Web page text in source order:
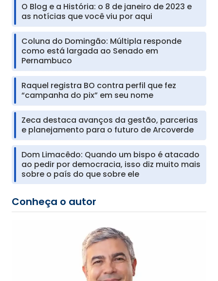
O Blog e a História: o 8 de janeiro de 2023 e
as notícias que você viu por aqui
Coluna do Domingão: Múltipla responde
como está largada ao Senado em
Pernambuco
Raquel registra BO contra perfil que fez
“campanha do pix” em seu nome
Zeca destaca avanços da gestão, parcerias
e planejamento para o futuro de Arcoverde
Dom Limacêdo: Quando um bispo é atacado
ao pedir por democracia, isso diz muito mais
sobre o país do que sobre ele
Conheça o autor